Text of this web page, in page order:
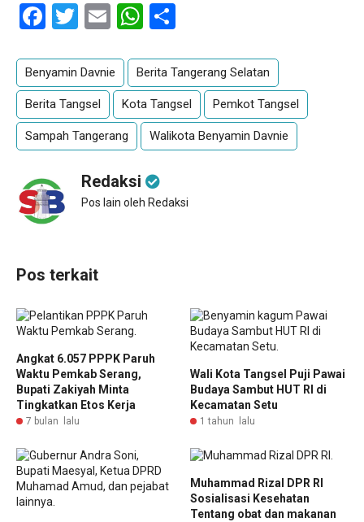
Facebook
Twitter
EmailWhatsApp
Benyamin Davnie Berita Tangerang Selatan
Berita Tangsel Kota Tangsel Pemkot Tangsel
Sampah Tangerang Walikota Benyamin Davnie
Redaksi
Pos lain oleh Redaksi
Pos terkait
Angkat 6.057 PPPK Paruh
Waktu Pemkab Serang,
Bupati Zakiyah Minta
Tingkatkan Etos Kerja
7 bulan lalu
Wali Kota Tangsel Puji Pawai
Budaya Sambut HUT RI di
Kecamatan Setu
1 tahun lalu
Muhammad Rizal DPR RI
Sosialisasi Kesehatan
Tentang obat dan makanan